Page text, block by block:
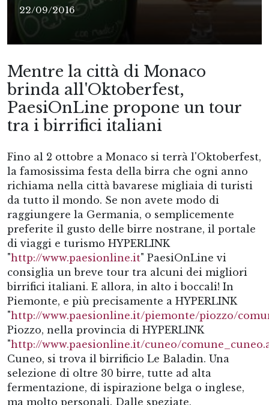
22/09/2016
Mentre la città di Monaco
brinda all'Oktoberfest,
PaesiOnLine propone un tour
tra i birrifici italiani
Fino al 2 ottobre a Monaco si terrà l'Oktoberfest,
la famosissima festa della birra che ogni anno
richiama nella città bavarese migliaia di turisti
da tutto il mondo. Se non avete modo di
raggiungere la Germania, o semplicemente
preferite il gusto delle birre nostrane, il portale
di viaggi e turismo HYPERLINK
"http://www.paesionline.it" PaesiOnLine vi
consiglia un breve tour tra alcuni dei migliori
birrifici italiani. E allora, in alto i boccali! In
Piemonte, e più precisamente a HYPERLINK
"http://www.paesionline.it/piemonte/piozzo/
Piozzo, nella provincia di HYPERLINK
"http://www.paesionline.it/cuneo/
Cuneo, si trova il birrificio Le Baladin. Una
selezione di oltre 30 birre, tutte ad alta
fermentazione, di ispirazione belga o inglese,
ma molto personali. Dalle speziate,